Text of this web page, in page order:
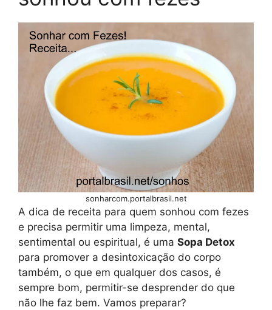
sonharcom.portalbrasil.net
A dica de receita para quem sonhou com fezes
e precisa permitir uma limpeza, mental,
sentimental ou espiritual, é uma Sopa Detox
para promover a desintoxicação do corpo
também, o que em qualquer dos casos, é
sempre bom, permitir-se desprender do que
não lhe faz bem. Vamos preparar?